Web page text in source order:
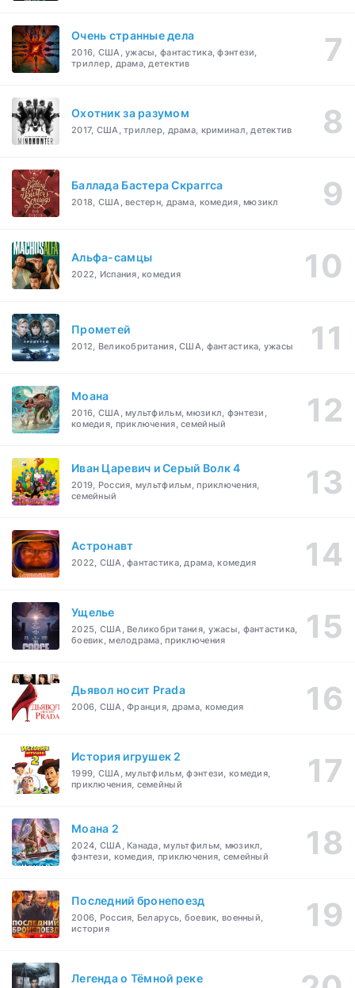
Очень странные дела
2016, США, ужасы, фантастика, фэнтези,
триллер, драма, детектив
Охотник за разумом
2017, США, триллер, драма, криминал, детектив
Баллада Бастера Скраггса
2018, США, вестерн, драма, комедия, мюзикл
Альфа-самцы
2022, Испания, комедия
Прометей
2012, Великобритания, США, фантастика, ужасы
Моана
2016, США, мультфильм, мюзикл, фэнтези,
комедия, приключения, семейный
Иван Царевич и Серый Волк 4
2019, Россия, мультфильм, приключения,
семейный
Астронавт
2022, США, фантастика, драма, комедия
Ущелье
2025, США, Великобритания, ужасы, фантастика,
боевик, мелодрама, приключения
Дьявол носит Prada
2006, США, Франция, драма, комедия
История игрушек 2
1999, США, мультфильм, фэнтези, комедия,
приключения, семейный
Моана 2
2024, США, Канада, мультфильм, мюзикл,
фэнтези, комедия, приключения, семейный
Последний бронепоезд
2006, Россия, Беларусь, боевик, военный,
история
Легенда о Тёмной реке